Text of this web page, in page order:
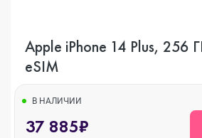
Apple iPhone 14 Plus, 256 ГБ, тёмная
eSIM
В НАЛИЧИИ
37 885₽